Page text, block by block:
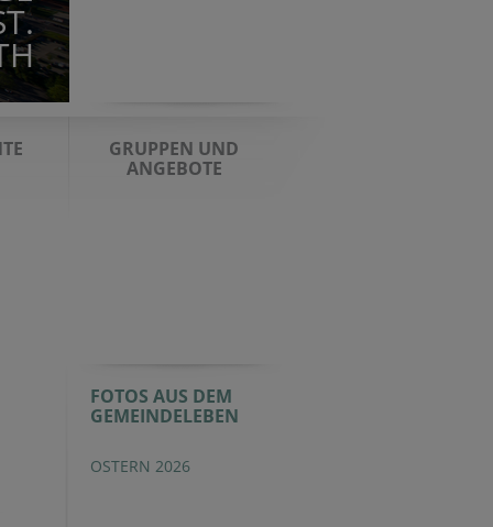
GRUPPEN UND
ANGEBOTE
FOTOS AUS DEM
GEMEINDELEBEN
OSTERN 2026